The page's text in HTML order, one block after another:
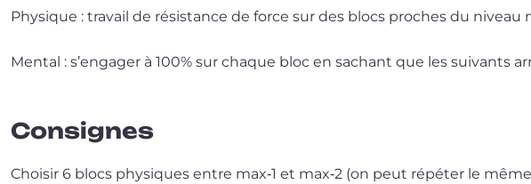
Physique : tra­vail de résis­tance de force sur des blocs proches du niveau
Mental : s’en­ga­ger à 100% sur chaque bloc en sachant que les
Consignes
Choisir 6 blocs phy­siques entre max‑1 et max‑2 (on peut répé­ter le